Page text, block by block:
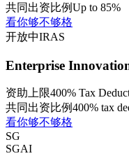
共同出资比例Up to 85%
看你够不够格
开放中IRAS
Enterprise
资助上限400% Tax
共同出资比例400% tax
看你够不够格
SG
SGAI